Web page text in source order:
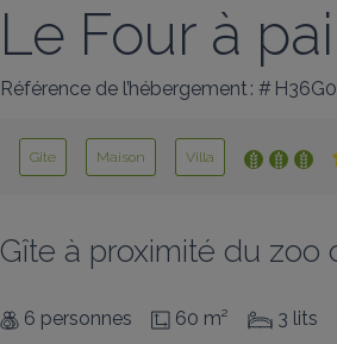
Le Four à
Référence de l’hébergement : #
Gîte Maison Villa
Gîte à proximité du
6 personnes 60 m² 3 lits